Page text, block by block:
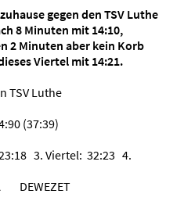
gegen den TSV Luthe
8 Minuten mit 14:10,
2 Minuten aber kein Korb
Viertel mit 14:21.
TSV Luthe
(37:39)
3. Viertel: 32:23 4.
DEWEZET